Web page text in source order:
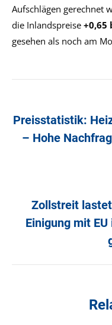
Aufschlägen gerechnet
die Inlandspreise +0,65
gesehen als noch am
Preisstatistik:
– Hohe
Zollstreit
Einigung mit